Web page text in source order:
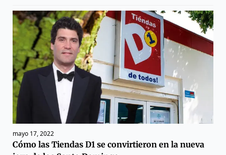
mayo 17, 2022
Cómo las Tiendas D1 se convirtieron en la nueva